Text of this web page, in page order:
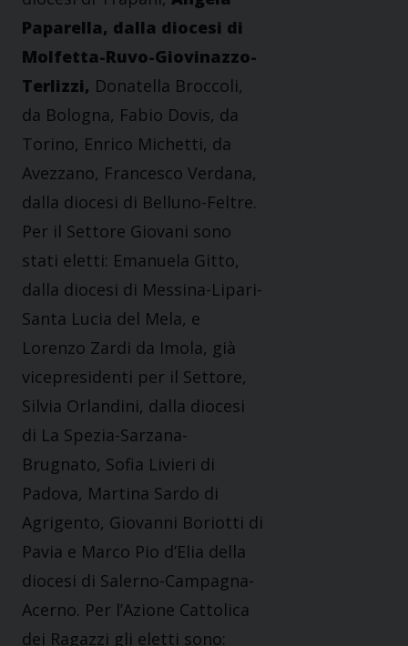
Paparella, dalla diocesi di
Molfetta-Ruvo-Giovinazzo-
Terlizzi, Donatella Broccoli,
da Bologna, Fabio Dovis, da
Torino, Enrico Michetti, da
Avezzano, Francesco Verdana,
dalla diocesi di Belluno-Feltre.
Per il Settore Giovani sono
stati eletti: Emanuela Gitto,
dalla diocesi di Messina-Lipari-
Santa Lucia del Mela, e
Lorenzo Zardi da Imola, già
vicepresidenti per il Settore,
Silvia Orlandini, dalla diocesi
di La Spezia-Sarzana-
Brugnato, Sofia Livieri di
Padova, Martina Sardo di
Agrigento, Giovanni Boriotti di
Pavia e Marco Pio d’Elia della
diocesi di Salerno-Campagna-
Acerno. Per l’Azione Cattolica
dei Ragazzi gli eletti sono: